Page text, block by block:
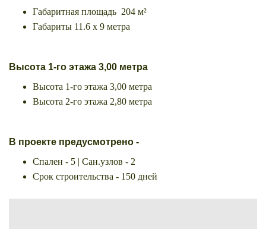
Габаритная площадь 204 м²
Габариты 11.6 х 9 метра
Высота 1-го этажа 3,00 метра
Высота 1-го этажа 3,00 метра
Высота 2-го этажа 2,80 метра
В проекте предусмотрено -
Спален - 5 | Сан.узлов - 2
Срок строительства - 150 дней